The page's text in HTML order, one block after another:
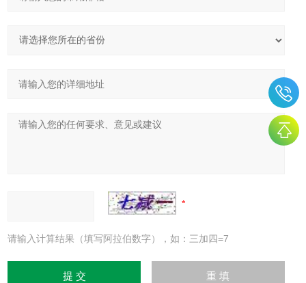
请输入计算结果（填写阿拉伯数字），如：三加四=7